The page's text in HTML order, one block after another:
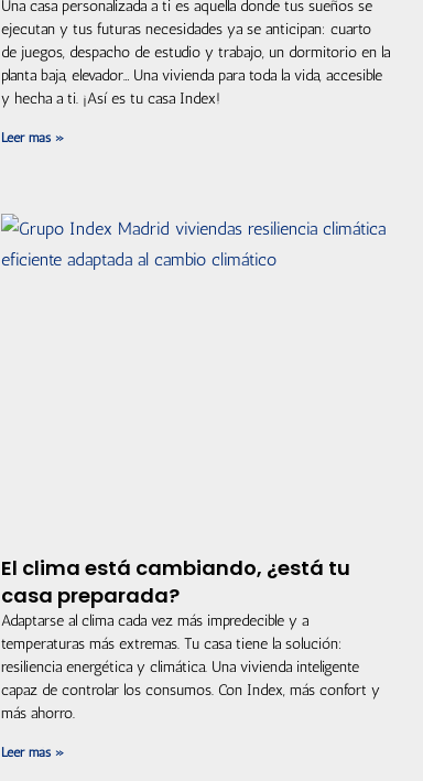
Una casa personalizada a ti es aquella donde tus sueños se
ejecutan y tus futuras necesidades ya se anticipan: cuarto
de juegos, despacho de estudio y trabajo, un dormitorio en la
planta baja, elevador… Una vivienda para toda la vida, accesible
y hecha a ti. ¡Así es tu casa Index!
Leer más »
El clima está cambiando, ¿está tu
casa preparada?
Adaptarse al clima cada vez más impredecible y a
temperaturas más extremas. Tu casa tiene la solución:
resiliencia energética y climática. Una vivienda inteligente
capaz de controlar los consumos. Con Index, más confort y
más ahorro.
Leer más »